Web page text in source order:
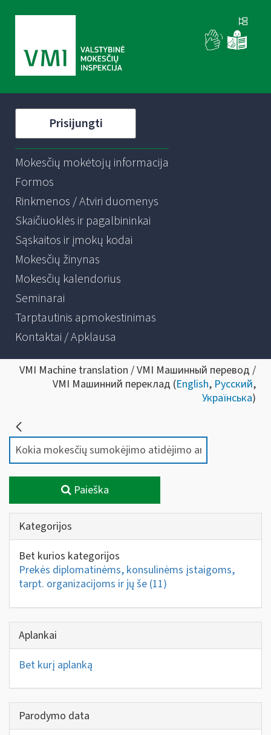
Prisijungti
Mokesčių mokėtojų informacija
Formos
Rinkmenos / Atviri duomenys
Skaičiuoklės ir pagalbininkai
Sąskaitos ir įmokų kodai
Mokesčių žinynas
Mokesčių kalendorius
Seminarai
Tarptautinis apmokestinimas
Kontaktai / Apklausa
VMI Machine translation / VMI Машинный перевод /
VMI Машинний переклад (English, Русский,
Українська)
Paieška
Kategorijos
Bet kurios kategorijos
Prekės diplomatinėms, konsulinėms įstaigoms,
tarpt. organizacijoms ir jų še (11)
Aplankai
Bet kurį aplanką
Parodymo data